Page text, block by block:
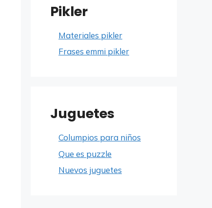
Pikler
Materiales pikler
Frases emmi pikler
Juguetes
Columpios para niños
Que es puzzle
Nuevos juguetes